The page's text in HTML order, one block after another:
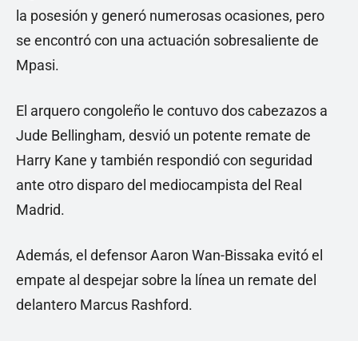
la posesión y generó numerosas ocasiones, pero
se encontró con una actuación sobresaliente de
Mpasi.
El arquero congoleño le contuvo dos cabezazos a
Jude Bellingham, desvió un potente remate de
Harry Kane y también respondió con seguridad
ante otro disparo del mediocampista del Real
Madrid.
Además, el defensor Aaron Wan-Bissaka evitó el
empate al despejar sobre la línea un remate del
delantero Marcus Rashford.